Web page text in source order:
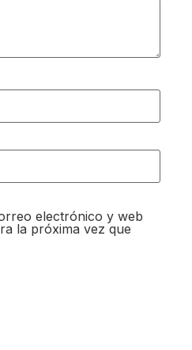
electrónico y web
la próxima vez que